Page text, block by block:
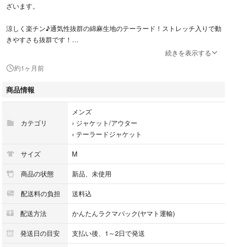
ざいます。
涼しく楽チン♪通気性抜群の綿麻生地のテーラード！ストレッチ入りで動
きやすさも抜群です！
けます。
ストレッチ素材を混紡することで麻素材特有の着心地の硬さも解消。
柔らかな着心地に仕上がっています。
■ジャストシルエットでスタイリッシュな清潔感ある印象に。
スキニーパンツなどキレイめコーデや、ワイドパンツやデニムを合わせて
カジュアル系ファッションに着こなすのもオススメ。
ビジネスシーンでも活用できるので、オンオフで使い分けることができま
女性はスカートやホットパンツなどとの組み合わせもとても可愛く着てい
続きを表示する
約1ヶ月前
商品情報
カテゴリ
メンズ
› ジャケット/アウター
› テーラードジャケット
サイズ M
商品の状態 新品、未使用
配送料の負担 送料込
配送方法 かんたんラクマパック(ヤマト運輸)
発送日の目安 支払い後、1～2日で発送